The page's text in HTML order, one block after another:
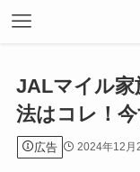
JALマイル
法はコレ！
広告 2024年12月